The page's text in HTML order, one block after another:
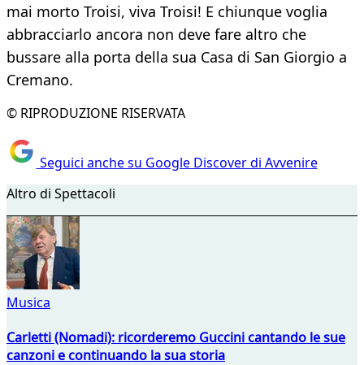
mai morto Troisi, viva Troisi! E chiunque voglia
abbracciarlo ancora non deve fare altro che
bussare alla porta della sua Casa di San Giorgio a
Cremano.
© RIPRODUZIONE RISERVATA
Seguici anche su Google Discover di Avvenire
Altro di Spettacoli
Musica
Carletti (Nomadi): ricorderemo Guccini cantando le sue
canzoni e continuando la sua storia